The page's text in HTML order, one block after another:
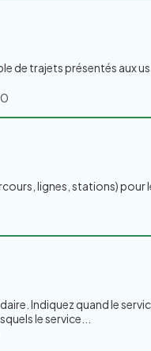
de trajets présentés aux
0
lignes, stations) pour
Indiquez quand le
le service...